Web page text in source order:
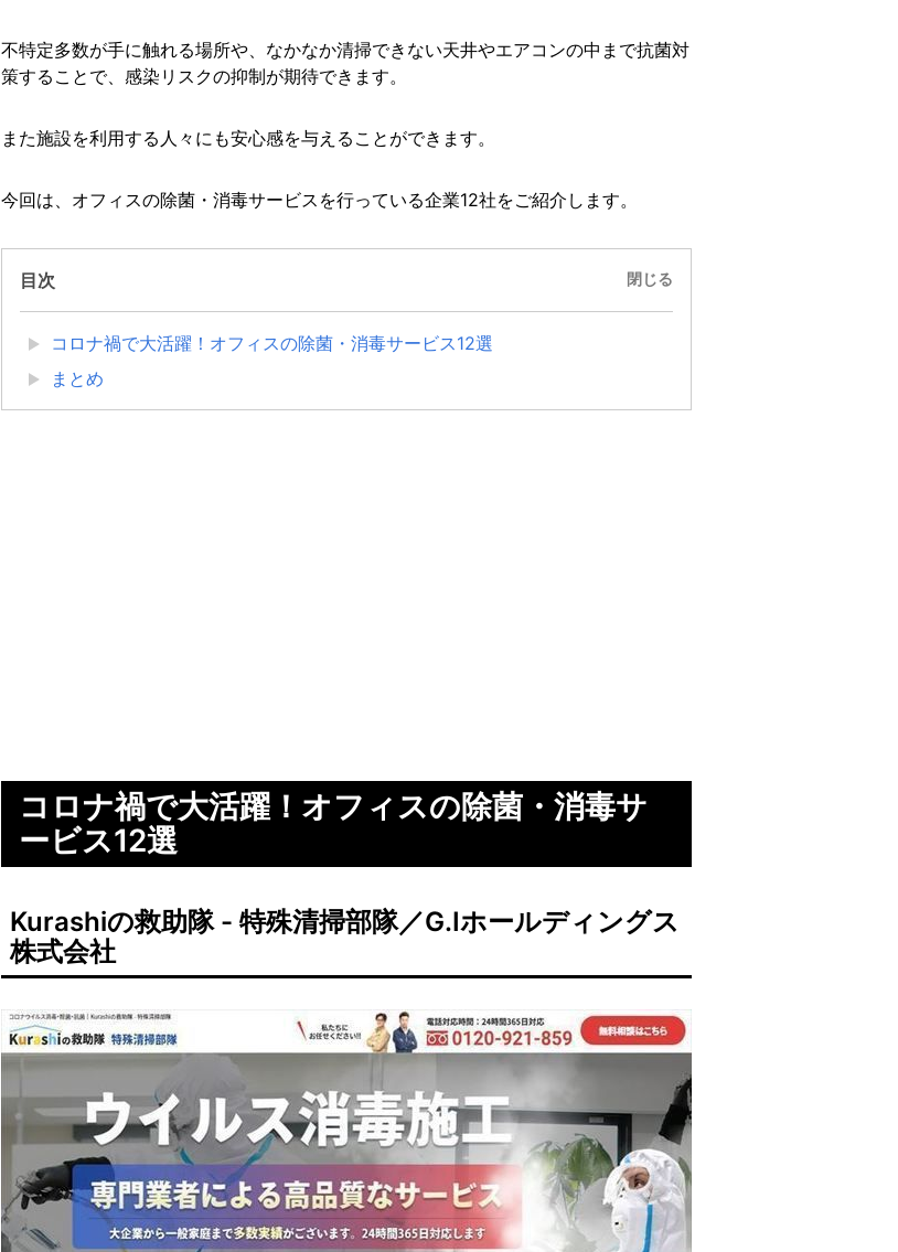
不特定多数が手に触れる場所や、なかなか清掃できない天井やエアコンの中まで抗菌対
策することで、感染リスクの抑制が期待できます。
また施設を利用する人々にも安心感を与えることができます。
今回は、オフィスの除菌・消毒サービスを行っている企業12社をご紹介します。
目次 閉じる
コロナ禍で大活躍！オフィスの除菌・消毒サービス12選
まとめ
コロナ禍で大活躍！オフィスの除菌・消毒サ
ービス12選
Kurashiの救助隊 - 特殊清掃部隊／G.Iホールディングス
株式会社